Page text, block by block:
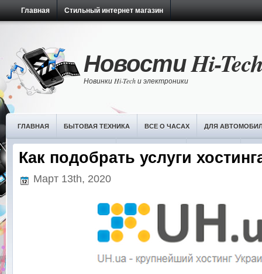
Главная Стильный интернет магазин
Новости Hi-
Новинки Hi-Tech и электроники
ГЛАВНАЯ БЫТОВАЯ ТЕХНИКА ВСЕ О ЧАСАХ ДЛЯ
НОВОСТИ ИТ-ТЕХНОЛОГИЙ
Как подобрать услуги
Март 13th, 2020